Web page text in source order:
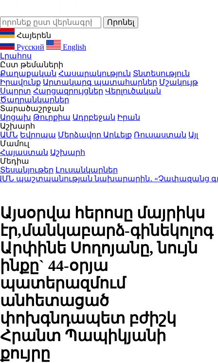
Հայերեն
Русский
English
Լրահոս
Ըստ թեմաների
Քաղաքական Հասարակություն Տնտեսություն
Իրավունք Արտակարգ պատահարներ Մշակույթ
Սպորտ Հարցազրույցներ Վերլուծական
Ծաղրանկարներ
Տարածաշրջան
Արցախ Թուրքիա Ադրբեջան Իրան
Աշխարհ
ԱՄՆ Եվրոպա Մերձավոր Արևելք Ռուսաստան Այլ
Մամուլ
Հայաստան Աշխարհ
Մեդիա
Տեսանյութեր Լուսանկարներ
նախարարին․ «Չափազանց գոհ
Այսօրվա հերոսը մայրիկս
էր,մանկաբարձ-գինեկոլոգ
Արփինե Սողոյանը, նույն
ինքը` 44-օրյա
պատերազմում
անհետացած
փոխգնդապետ բժիշկ
Հրանտ Պապիկյանի
քույրը